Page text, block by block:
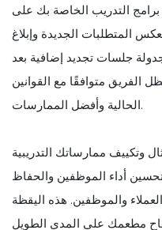
برامج التدريب الخاصة بك على
المتطلبات الجديدة وإبلاغ
جلسات تجديد إضافية بعد
الفريق متوافقًا مع القوانين
الحالية وأفضل الممارسات.
وتكييف ممارساتك التدريبية
أداء الموظفين والحفاظ
والموظفين. هذه اليقظة